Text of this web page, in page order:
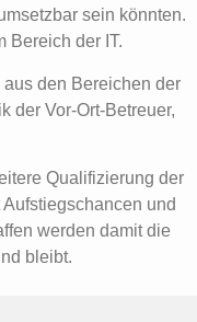
sein könnten.
Bereich der IT.
den Bereichen der
der Vor-Ort-Betreuer,
Qualifizierung der
und
werden damit die
bleibt.